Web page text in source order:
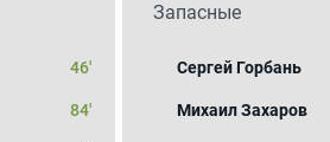
46'
84'
Запасные
Сергей Горбань
Михаил Захаров